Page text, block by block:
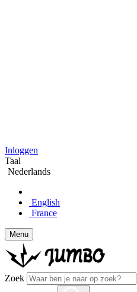
Inloggen
Taal
Nederlands
English
France
Menu
Zoek